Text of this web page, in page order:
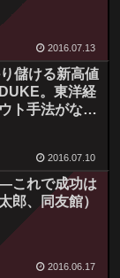
2016.07.13
儲ける新高値
。東洋経
ト手法がなぜ
2016.07.10
これで成功は
郎、同友館）
2016.06.17